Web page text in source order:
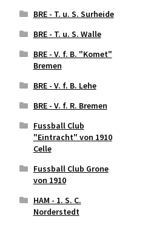
BRE - T. u. S. Surheide
BRE - T. u. S. Walle
BRE - V. f. B. "Komet"
Bremen
BRE - V. f. B. Lehe
BRE - V. f. R. Bremen
Fussball Club
"Eintracht" von 1910
Celle
Fussball Club Grone
von 1910
HAM - 1. S. C.
Norderstedt